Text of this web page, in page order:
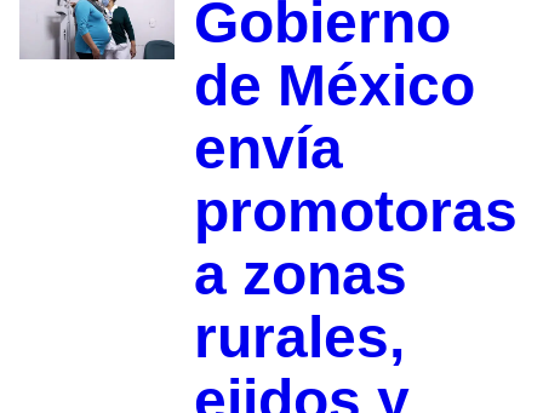
Gobierno
de México
envía
promotoras
a zonas
rurales,